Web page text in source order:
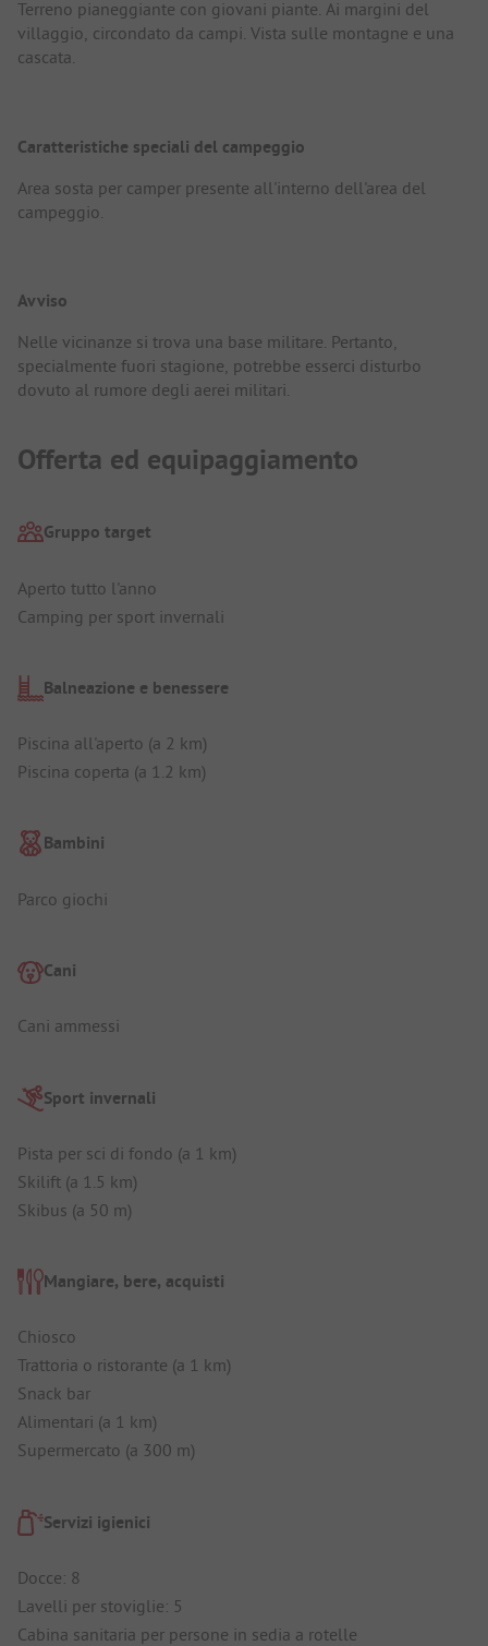
Terreno pianeggiante con giovani piante. Ai margini del
villaggio, circondato da campi. Vista sulle montagne e una
cascata.
Caratteristiche speciali del campeggio
Area sosta per camper presente all'interno dell'area del
campeggio.
Avviso
Nelle vicinanze si trova una base militare. Pertanto,
specialmente fuori stagione, potrebbe esserci disturbo
dovuto al rumore degli aerei militari.
Offerta ed equipaggiamento
Gruppo target
Aperto tutto l'anno
Camping per sport invernali
Balneazione e benessere
Piscina all'aperto (a 2 km)
Piscina coperta (a 1.2 km)
Bambini
Parco giochi
Cani
Cani ammessi
Sport invernali
Pista per sci di fondo (a 1 km)
Skilift (a 1.5 km)
Skibus (a 50 m)
Mangiare, bere, acquisti
Chiosco
Trattoria o ristorante (a 1 km)
Snack bar
Alimentari (a 1 km)
Supermercato (a 300 m)
Servizi igienici
Docce: 8
Lavelli per stoviglie: 5
Cabina sanitaria per persone in sedia a rotelle